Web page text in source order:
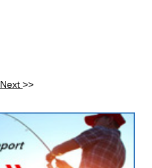
Next >>